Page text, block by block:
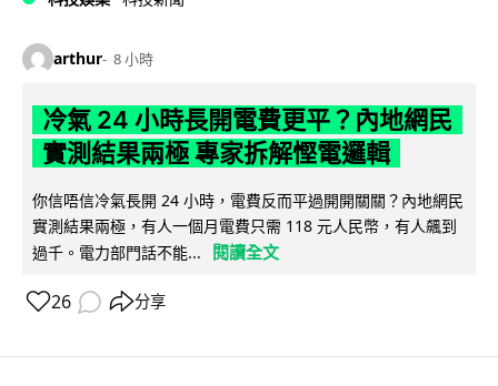
arthur 8 小時
冷氣 24 小時長開電費更平？內地網民
實測結果兩極 專家拆解慳電邏輯
你信唔信冷氣長開 24 小時，電費反而平過開開關關？內地網民
實測結果兩極，有人一個月電費只需 118 元人民幣，有人飆到
過千。電力部門話不能...
閱讀全文
26 分享